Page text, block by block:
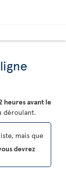
heures avant le
déroulant.
mais que
devrez